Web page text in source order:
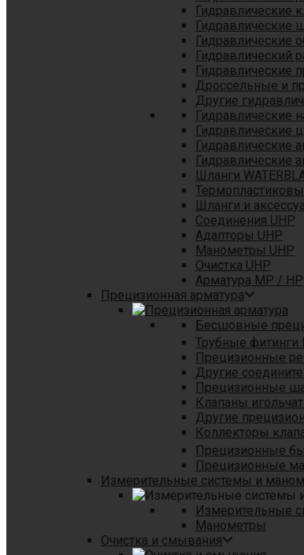
Гидравлические
Гидравлические
Гидравлические
Гидравлический
Гидравлические
Дроссельные и
Другие
Гидравлические
Гидравлические
Гидравлические
Гидравлические
Шланги
Шланги и
Соединения UHP
Адапторы UHP
Манометры UHP
Очистка UHP
Арматура MP / HP
Прецизионная арматура
Бесшовные
Трубные фитинги
Прецизионные
Другие
Прецизионные
Клапаны
Другие
Коллекторы
Прецизионные
Прецизионные
Измерительные системы и
Измерительные
Манометры
Очистка и смывания